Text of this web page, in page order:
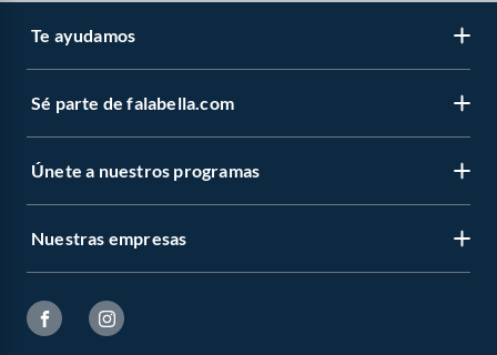
Te ayudamos
Sé parte de falabella.com
Únete a nuestros programas
Nuestras empresas